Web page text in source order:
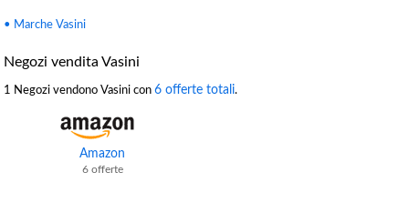
• Marche Vasini
Negozi vendita Vasini
1 Negozi vendono Vasini con 6 offerte totali.
Amazon
6 offerte